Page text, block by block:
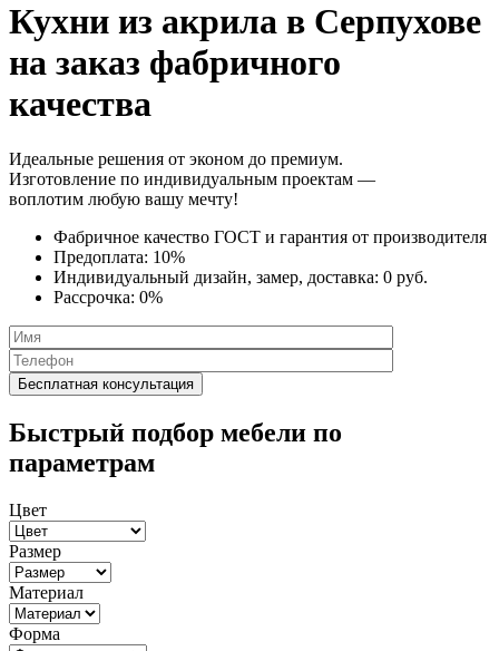
Кухни из акрила в Серпухове
на заказ фабричного
качества
Идеальные решения от эконом до премиум.
Изготовление по индивидуальным проектам —
воплотим любую вашу мечту!
Фабричное качество ГОСТ и гарантия от производителя
Предоплата: 10%
Индивидуальный дизайн, замер, доставка: 0 руб.
Рассрочка: 0%
Быстрый подбор мебели по
параметрам
Цвет
Размер
Материал
Форма